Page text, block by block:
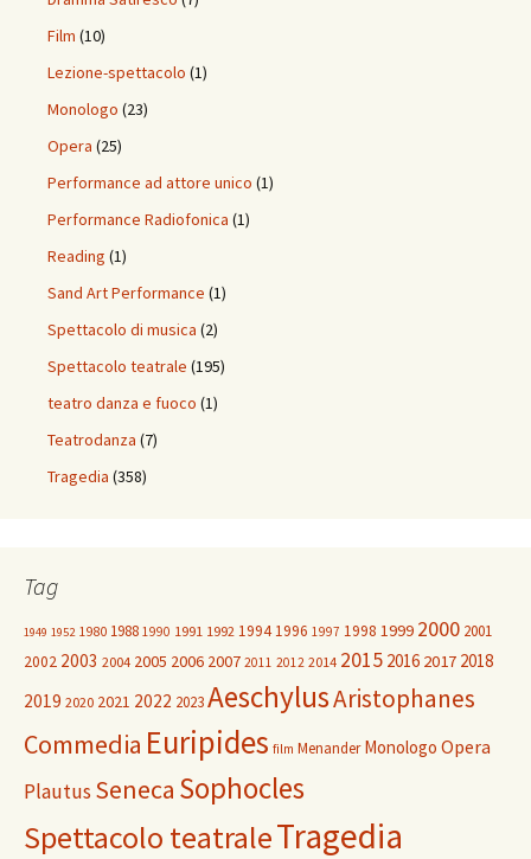
Film (10)
Lezione-spettacolo (1)
Monologo (23)
Opera (25)
Performance ad attore unico (1)
Performance Radiofonica (1)
Reading (1)
Sand Art Performance (1)
Spettacolo di musica (2)
Spettacolo teatrale (195)
teatro danza e fuoco (1)
Teatrodanza (7)
Tragedia (358)
Tag
1949 1952 1980 1988 1990 1991 1992 19941996 1997 1998 1999 2000 2001
2002 2003 2004 2005 2006 2007 2011 2012 2014 2015 2016 2017 2018
2019 2020 2021 2022 2023AeschylusAristophanes
Commedia Euripides film Menander Monologo Opera
PlautusSeneca Sophocles
Spettacolo teatraleTragedia